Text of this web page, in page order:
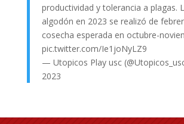
productividad y tolerancia a plagas.
algodón en 2023 se realizó de
cosecha esperada en octubre-
pic.twitter.com/Ie1joNyLZ9
— Utopicos Play usc
2023